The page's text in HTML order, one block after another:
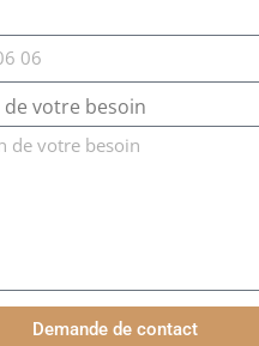
votre besoin
Demande de contact